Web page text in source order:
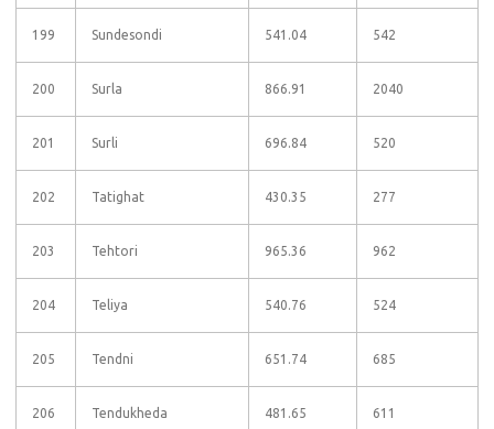
199 Sundesondi 541.04 542
200 Surla 866.91 2040
201 Surli 696.84 520
202 Tatighat 430.35 277
203 Tehtori 965.36 962
204 Teliya 540.76 524
205 Tendni 651.74 685
206 Tendukheda 481.65 611